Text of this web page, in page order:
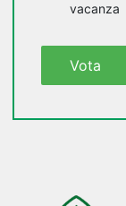
vacanza
Vota